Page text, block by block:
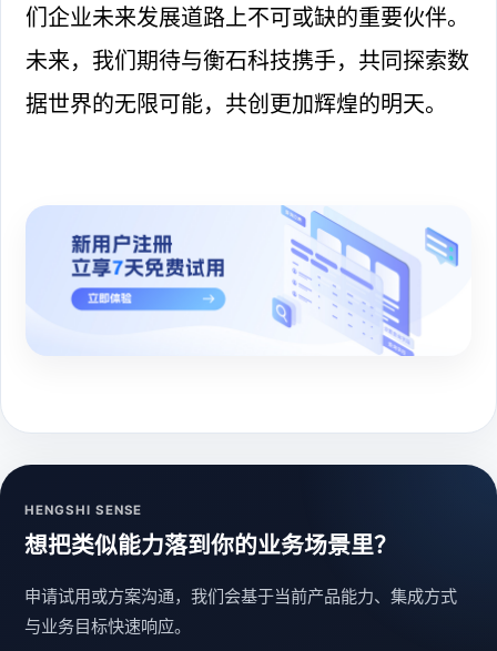
们企业未来发展道路上不可或缺的重要伙伴。
未来，我们期待与衡石科技携手，共同探索数
据世界的无限可能，共创更加辉煌的明天。
HENGSHI SENSE
想把类似能力落到你的业务场景里？
申请试用或方案沟通，我们会基于当前产品能力、集成方式
与业务目标快速响应。